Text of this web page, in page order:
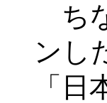
ち
ンし
「